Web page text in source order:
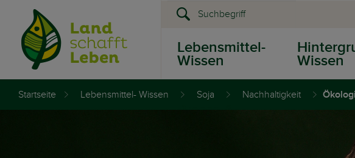
Lebensmittel-
Wissen Wissen
Startseite Lebensmittel- Wissen Soja Nachhaltigkeit